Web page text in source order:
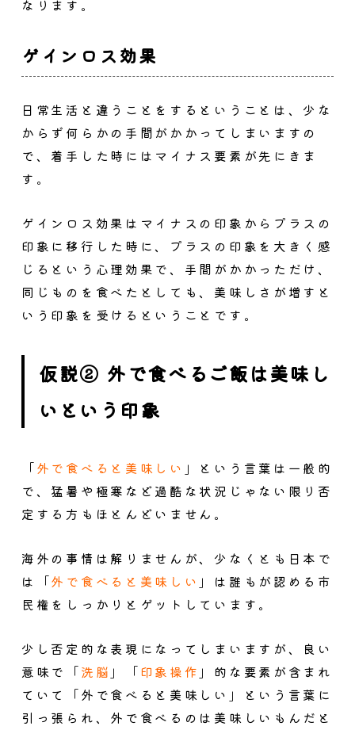
なります。
ゲインロス効果
日常生活と違うことをするということは、少な
からず何らかの手間がかかってしまいますの
で、着手した時にはマイナス要素が先にきま
す。
ゲインロス効果はマイナスの印象からプラスの
印象に移行した時に、プラスの印象を大きく感
じるという心理効果で、手間がかかっただけ、
同じものを食べたとしても、美味しさが増すと
いう印象を受けるということです。
仮説② 外で食べるご飯は美味し
いという印象
「外で食べると美味しい 」という言葉は一般的
で、猛暑や極寒など過酷な状況じゃない限り否
定する方もほとんどいません。
海外の事情は解りませんが、少なくとも日本で
は「外で食べると美味しい 」は誰もが認める市
民権をしっかりとゲットしています。
少し否定的な表現になってしまいますが、良い
意味で「洗脳 」「印象操作 」的な要素が含まれ
ていて「外で食べると美味しい」という言葉に
引っ張られ、外で食べるのは美味しいもんだと